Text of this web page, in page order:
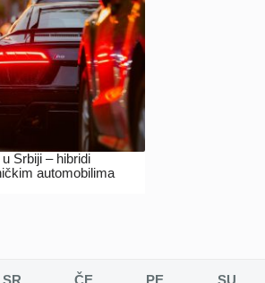
Srbiji – hibridi
automobilima